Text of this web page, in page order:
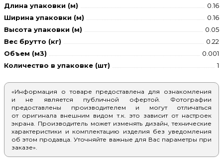
Длина упаковки (м)
0.16
Ширина упаковки (м)
0.16
Высота упаковки (м)
0.05
Вес брутто (кг)
0.22
Объем (м3)
0.001
Количество в упаковке (шт)
1
«Информация о товаре предоставлена для ознакомления
и не является публичной офертой. Фотографии
предоставлены производителем и могут отличаться
от оригинала внешним видом т.к. это зависит от настроек
экрана. Производитель может изменять дизайн, технические
характеристики и комплектацию изделия без уведомления
об этом продавца. Уточняйте важные для Вас параметры при
заказе».